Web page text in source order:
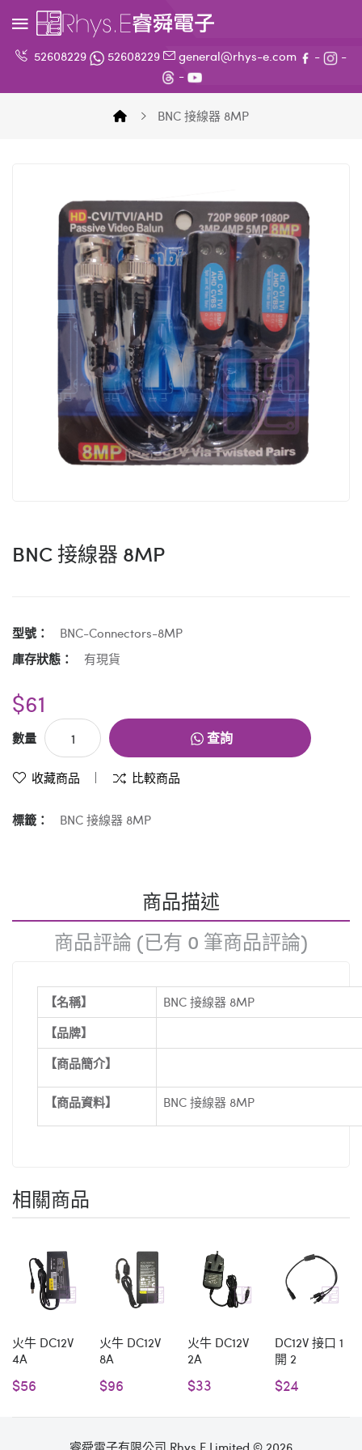
52608229 52608229 general@rhys-e.com -
-
-
BNC 接線器 8MP
BNC 接線器 8MP
型號：
BNC-Connectors-8MP
庫存狀態：
有現貨
$61
數量 查詢
收藏商品 比較商品
標籤： BNC 接線器 8MP
商品描述
商品評論 (已有 0 筆商品評論)
【名稱】
BNC 接線器 8MP
【品牌】
【商品簡介】
【商品資料】 BNC 接線器 8MP
相關商品
火牛 DC12V
4A
$56
火牛 DC12V
8A
$96
火牛 DC12V
2A
$33
DC12V 接口 1
開 2
$24